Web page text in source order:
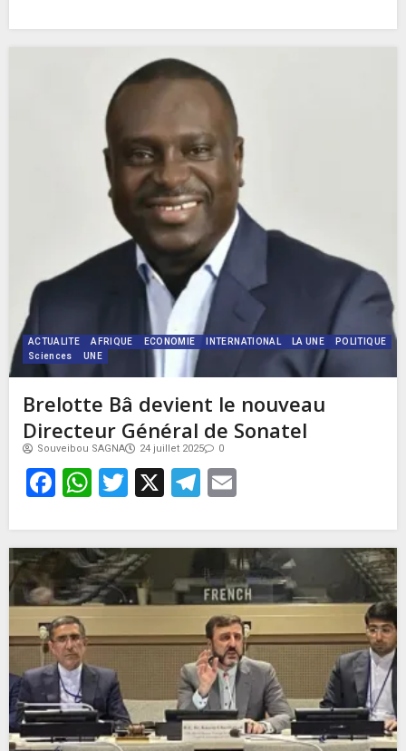
ACTUALITE AFRIQUE ECONOMIE INTERNATIONAL LA UNE
POLITIQUE
Sciences
UNE
Brelotte Bâ devient le nouveau
Directeur Général de Sonatel
Souveibou SAGNA 24 juillet 2025 0
Facebook
WhatsApp
Twitter
X Telegram